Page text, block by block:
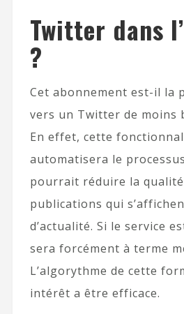
Twitter dans
?
Cet abonnement est-il la
vers un Twitter de moins
En effet, cette
automatisera le
pourrait réduire la qualité
publications qui
d’actualité. Si le service
sera forcément à terme
L’algorythme de cette
intérêt a être efficace.